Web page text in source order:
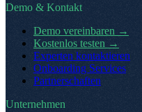
Demo & Kontakt
Demo vereinbaren →
Kostenlos testen →
Experten kontaktieren
Onboarding Services
Partnerschaften
Unternehmen